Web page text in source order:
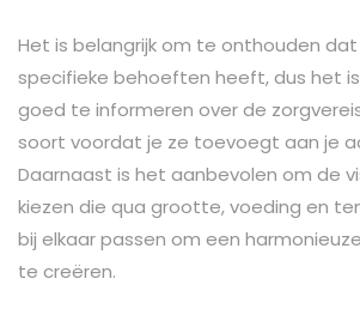
Het is belangrijk om te onthouden
specifieke behoeften heeft, dus het
goed te informeren over de
soort voordat je ze toevoegt aan je
Daarnaast is het aanbevolen om de
kiezen die qua grootte, voeding en
bij elkaar passen om een
te creëren.